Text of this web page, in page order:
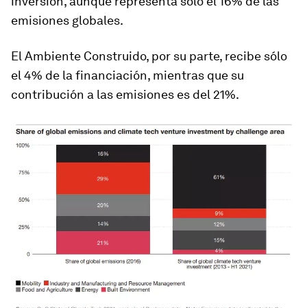
emisiones globales.
El Ambiente Construido, por su parte, recibe sólo
el 4% de la financiación, mientras que su
contribución a las emisiones es del 21%.